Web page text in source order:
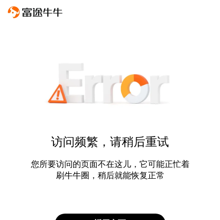
访问频繁，请稍后重试
您所要访问的页面不在这儿，它可能正忙着
刷牛牛圈，稍后就能恢复正常